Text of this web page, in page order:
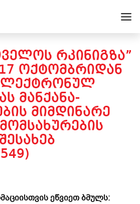
ᲠᲙᲘᲜᲘᲒᲖᲐ”
ᲝᲥᲢᲝᲛᲑᲠᲘᲓᲐᲜ
ᲛᲐᲜᲥᲐᲜᲐ-
ᲛᲘᲛᲓᲘᲜᲐᲠᲔ
ეწვიეთ ბმულს: